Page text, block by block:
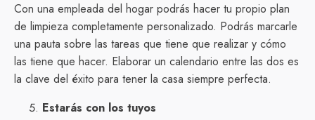
Con una empleada del hogar podrás hacer tu propio plan
de limpieza completamente personalizado. Podrás marcarle
una pauta sobre las tareas que tiene que realizar y cómo
las tiene que hacer. Elaborar un calendario entre las dos es
la clave del éxito para tener la casa siempre perfecta.
Estarás con los tuyos